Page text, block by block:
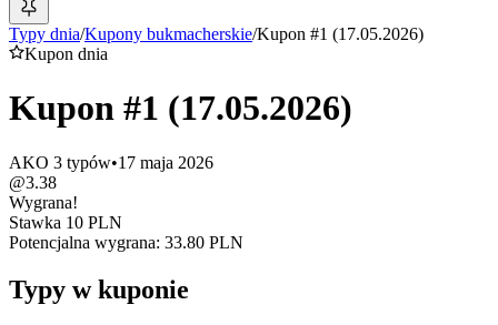
Typy dnia/Kupony bukmacherskie/Kupon #1 (17.05.2026)
Kupon dnia
Kupon #1 (17.05.2026)
AKO 3 typów•17 maja 2026
@3.38
Wygrana!
Stawka 10 PLN
Potencjalna wygrana: 33.80 PLN
Typy w kuponie